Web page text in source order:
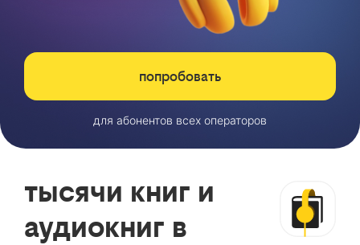
попробовать
для абонентов всех операторов
тысячи книг и
аудиокниг в